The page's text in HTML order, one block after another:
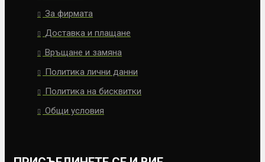
За фирмата
Доставка и плащане
Връщане и замяна
Политика лични данни
Политика на бисквитки
Общи условия